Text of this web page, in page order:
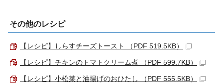
その他のレシピ
【レシピ】しらすチーズトースト （PDF 519.5KB）
【レシピ】チキンのトマトクリーム煮 （PDF 599.7KB）
【レシピ】小松菜と油揚げのおひたし （PDF 555.5KB）